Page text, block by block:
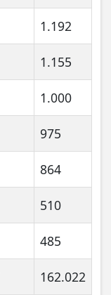
1.192
1.155
1.000
975
864
510
485
162.022